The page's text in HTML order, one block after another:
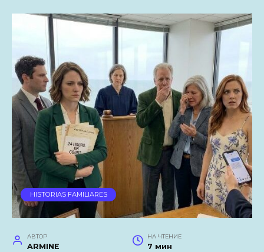
HISTORIAS FAMILIARES
АВТОР
ARMINE
НА ЧТЕНИЕ
7 мин